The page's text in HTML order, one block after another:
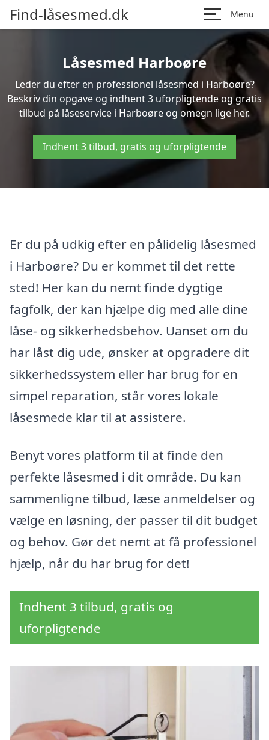
Find-låsesmed.dk Menu
Låsesmed Harboøre
Leder du efter en professionel låsesmed i Harboøre?
Beskriv din opgave og indhent 3 uforpligtende og gratis
tilbud på låseservice i Harboøre og omegn lige her.
Indhent 3 tilbud, gratis og uforpligtende
Er du på udkig efter en pålidelig låsesmed
i Harboøre? Du er kommet til det rette
sted! Her kan du nemt finde dygtige
fagfolk, der kan hjælpe dig med alle dine
låse- og sikkerhedsbehov. Uanset om du
har låst dig ude, ønsker at opgradere dit
sikkerhedssystem eller har brug for en
simpel reparation, står vores lokale
låsesmede klar til at assistere.
Benyt vores platform til at finde den
perfekte låsesmed i dit område. Du kan
sammenligne tilbud, læse anmeldelser og
vælge en løsning, der passer til dit budget
og behov. Gør det nemt at få professionel
hjælp, når du har brug for det!
Indhent 3 tilbud, gratis og
uforpligtende